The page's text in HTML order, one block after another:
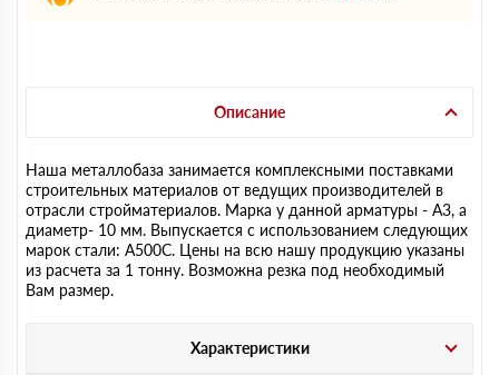
Описание
Наша металлобаза занимается комплексными поставками
строительных материалов от ведущих производителей в
отрасли стройматериалов. Марка у данной арматуры - А3, а
диаметр- 10 мм. Выпускается с использованием следующих
марок стали: А500С. Цены на всю нашу продукцию указаны
из расчета за 1 тонну. Возможна резка под необходимый
Вам размер.
Характеристики